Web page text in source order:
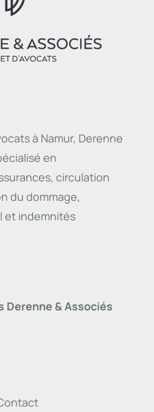
à Namur, Derenne
en
circulation
du dommage,
et indemnités
Derenne & Associés